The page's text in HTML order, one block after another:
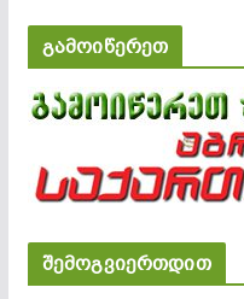
გამოიწერეთ
შემოგვიერთდით